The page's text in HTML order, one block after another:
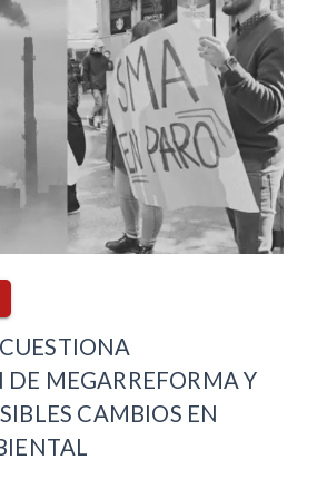
MEGARREFORMA Y
CAMBIOS EN